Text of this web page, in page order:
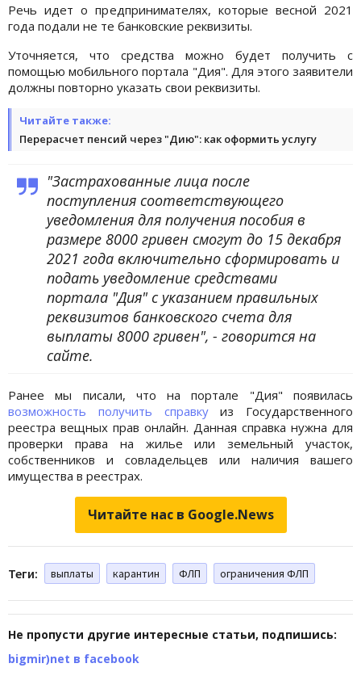
Речь идет о предпринимателях, которые весной 2021
года подали не те банковские реквизиты.
Уточняется, что средства можно будет получить с
помощью мобильного портала "Дия". Для этого заявители
должны повторно указать свои реквизиты.
Читайте также:
Перерасчет пенсий через "Дию": как оформить услугу
"Застрахованные лица после
поступления соответствующего
уведомления для получения пособия в
размере 8000 гривен смогут до 15 декабря
2021 года включительно сформировать и
подать уведомление средствами
портала "Дия" с указанием правильных
реквизитов банковского счета для
выплаты 8000 гривен", - говорится на
сайте.
Ранее мы писали, что на портале "Дия" появилась
возможность получить справкуиз Государственного
реестра вещных прав онлайн. Данная справка нужна для
проверки права на жилье или земельный участок,
собственников и совладельцев или наличия вашего
имущества в реестрах.
Читайте нас в Google.News
Теги: выплаты карантин ФЛП ограничения ФЛП
Не пропусти другие интересные статьи, подпишись:
bigmir)net в facebook